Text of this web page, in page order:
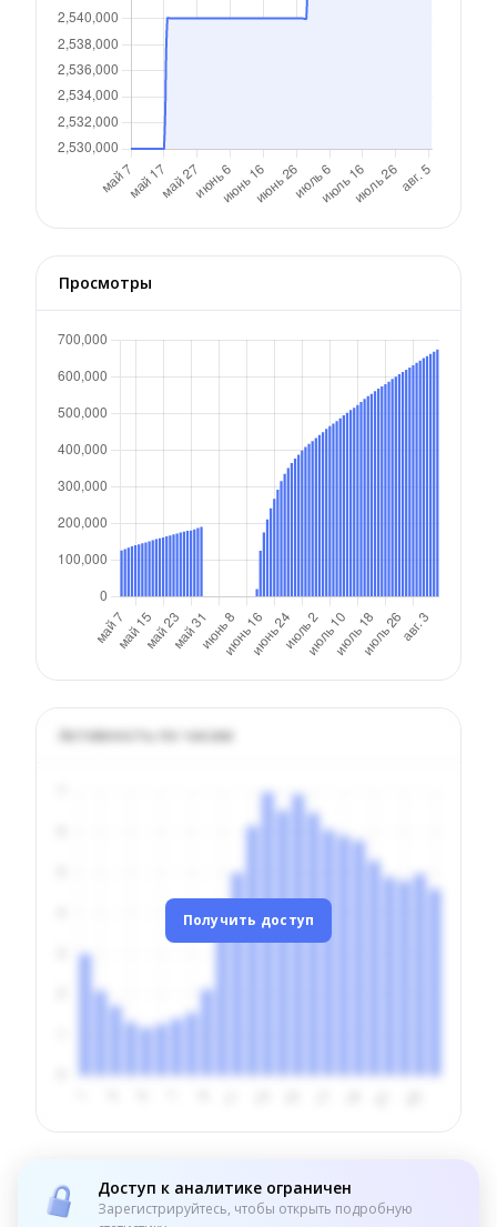
Просмотры
Активность по часам
Получить доступ
Доступ к аналитике ограничен
Зарегистрируйтесь, чтобы открыть подробную